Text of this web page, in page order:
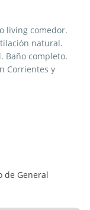
living comedor.
natural.
Baño completo.
Corrientes y
de General